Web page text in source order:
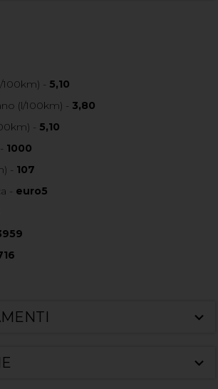
- 5,10
(l/100km) - 3,80
- 5,10
1000
- 107
- euro5